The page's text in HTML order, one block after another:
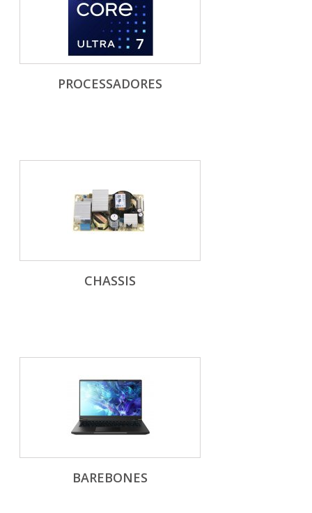
PROCESSADORES
CHASSIS
BAREBONES